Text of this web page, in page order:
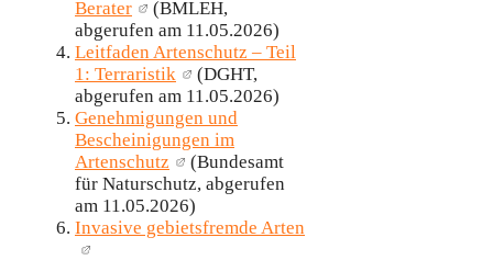
Berater
(BMLEH,
abgerufen am 11.05.2026)
Leitfaden Artenschutz – Teil
1: Terraristik
(DGHT,
abgerufen am 11.05.2026)
Genehmigungen und
Bescheinigungen im
Artenschutz
(Bundesamt
für Naturschutz, abgerufen
am 11.05.2026)
Invasive gebietsfremde Arten